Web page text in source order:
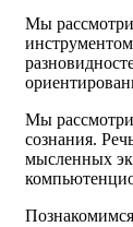
Мы
Мы
сознания.
мысленных